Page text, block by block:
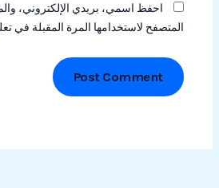
احفظ اسمي، بريدي الإلكتروني،
المتصفح لاستخدامها المرة المقبلة في